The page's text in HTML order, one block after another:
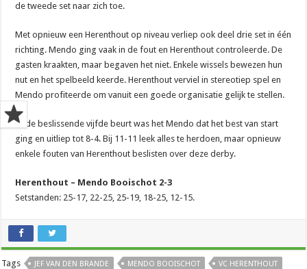
de tweede set naar zich toe.
Met opnieuw een Herenthout op niveau verliep ook deel drie set in één
richting. Mendo ging vaak in de fout en Herenthout controleerde. De
gasten kraakten, maar begaven het niet. Enkele wissels bewezen hun
nut en het spelbeeld keerde. Herenthout verviel in stereotiep spel en
Mendo profiteerde om vanuit een goede organisatie gelijk te stellen.
In de beslissende vijfde beurt was het Mendo dat het best van start
ging en uitliep tot 8-4. Bij 11-11 leek alles te herdoen, maar opnieuw
enkele fouten van Herenthout beslisten over deze derby.
Herenthout – Mendo Booischot 2-3
Setstanden: 25-17, 22-25, 25-19, 18-25, 12-15.
Tags JEF VAN DEN BRANDE MENDO BOOISCHOT VC HERENTHOUT